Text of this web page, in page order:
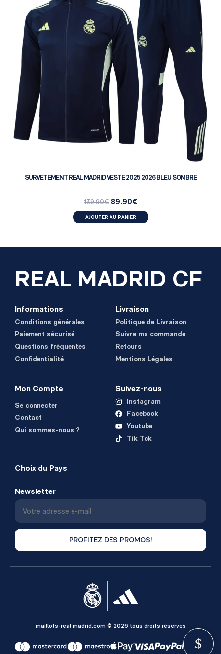
SURVETEMENT REAL MADRID VESTE 2025 2026 BLEU SOMBRE
139.90€ 89.90€
AJOUTER AU PANIER
REAL MADRID CF
Informations
Conditions générales
Paiement sécurisé
Questions fréquentes
Confidentialité
Livraison
Politique de Livraison
Suivre ma commande
Retours
Mentions Légales
Mon Compte
Se connecter
Contact
Qui sommes-nous ?
Suivez-nous
Instagram
Facebook
Youtube
Tik Tok
Choix du Pays
Newsletter
PROFITEZ DES PROMOS!
maillots-real madrid.com © 2026 tous droits réservés